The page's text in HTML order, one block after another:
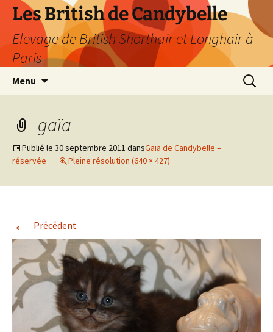
Les British de Candybelle
Elevage de British Shorthair et Longhair à
Paris
Menu
gaïa
Publié le 30 septembre 2011 dansGaïa de Candybelle –
réservée
Pleine résolution (640 × 427)
← Précédent